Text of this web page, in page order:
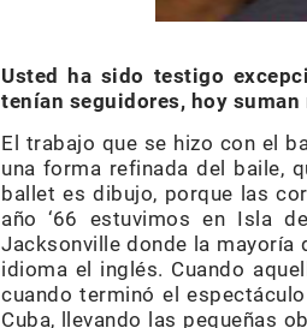
Usted ha sido testigo
tenían seguidores, hoy
El trabajo que se hizo con el
una forma refinada del baile,
ballet es dibujo, porque las
año ‘66 estuvimos en Isla
Jacksonville donde la mayoría
idioma el inglés. Cuando
cuando terminó el
Cuba, llevando las pequeñas